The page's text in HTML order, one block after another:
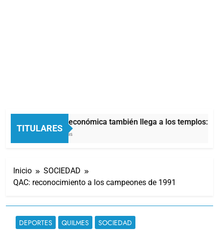
TITULARES
La crisis económica también llega a los templos:
5 Horas Atrás
Inicio
SOCIEDAD
QAC: reconocimiento a los campeones de 1991
DEPORTES QUILMES SOCIEDAD